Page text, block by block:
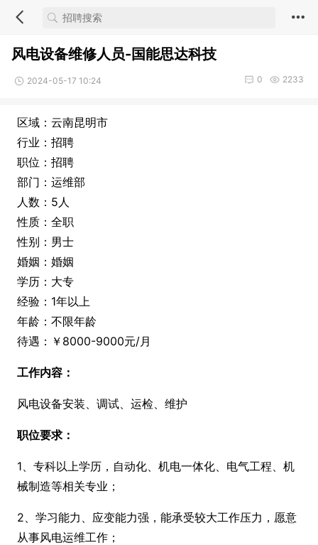
风电设备维修人员-国能思达科技
2024-05-17 10:24 2233
0
区域：云南昆明市
行业：招聘
职位：招聘
部门：运维部
人数：5人
性质：全职
性别：男士
婚姻：婚姻
学历：大专
经验：1年以上
年龄：不限年龄
待遇：￥8000-9000元/月
工作内容：
风电设备安装、调试、运检、维护
职位要求：
1、专科以上学历，自动化、机电一体化、电气工程、机
械制造等相关专业；
2、学习能力、应变能力强，能承受较大工作压力，愿意
从事风电运维工作；